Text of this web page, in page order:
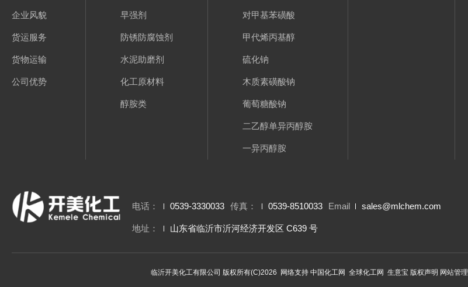
企业风貌
货运服务
货物运输
公司优势
早强剂
防锈防腐蚀剂
水泥助磨剂
化工原材料
醇胺类
对甲基苯磺酸
甲代烯丙基醇
硫化钠
木质素磺酸钠
葡萄糖酸钠
二乙醇单异丙醇胺
一异丙醇胺
电话： 0539-3330033 传真： 0539-8510033 Email sales@mlchem.com
地址： 山东省临沂市沂河经济开发区 C639 号
临沂开美化工有限公司 版权所有(C)2026 网络支持 中国化工网 全球化工网 生意宝 版权声明 网站管理